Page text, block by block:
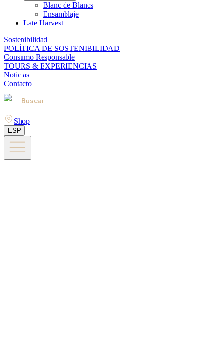
Blanc de Blancs
Ensamblaje
Late Harvest
Sostenibilidad
POLÍTICA DE SOSTENIBILIDAD
Consumo Responsable
TOURS & EXPERIENCIAS
Noticias
Contacto
Buscar
Shop
ESP